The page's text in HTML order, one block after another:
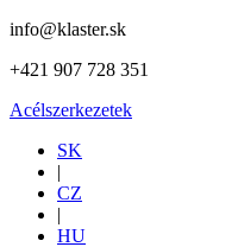
info@klaster.sk
+421 907 728 351
Acélszerkezetek
SK
|
CZ
|
HU